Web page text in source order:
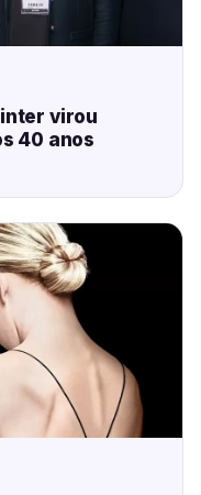
virou
40 anos